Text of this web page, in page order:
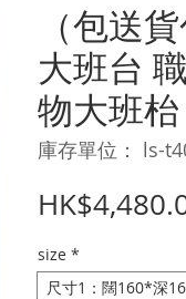
（包送
大班台
物大班
庫存單位： ls-
size *
尺寸1：闊160*深